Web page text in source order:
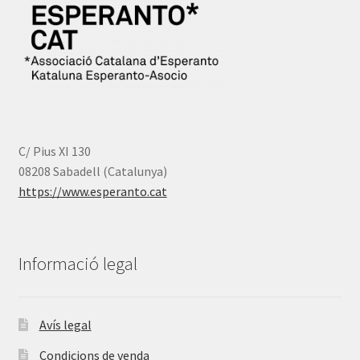
C/ Pius XI 130
08208 Sabadell (Catalunya)
https://www.esperanto.cat
Informació legal
Avís legal
Condicions de venda